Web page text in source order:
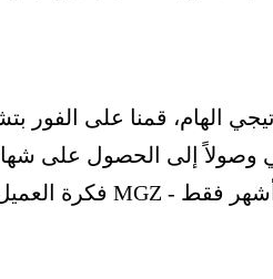
الهام، قمنا على
وصولاً إلى الحصول على